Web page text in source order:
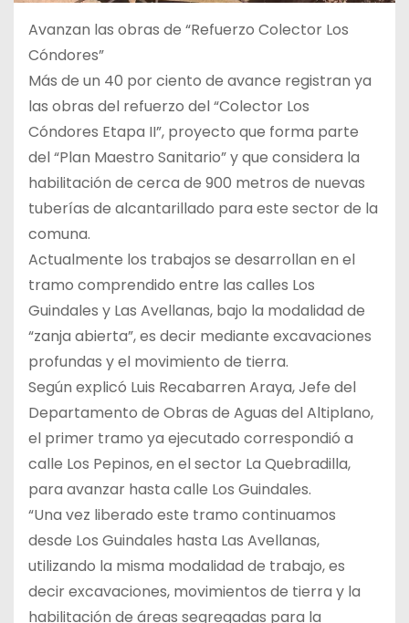
Avanzan las obras de “Refuerzo Colector Los
Cóndores”
Más de un 40 por ciento de avance registran ya
las obras del refuerzo del “Colector Los
Cóndores Etapa II”, proyecto que forma parte
del “Plan Maestro Sanitario” y que considera la
habilitación de cerca de 900 metros de nuevas
tuberías de alcantarillado para este sector de la
comuna.
Actualmente los trabajos se desarrollan en el
tramo comprendido entre las calles Los
Guindales y Las Avellanas, bajo la modalidad de
“zanja abierta”, es decir mediante excavaciones
profundas y el movimiento de tierra.
Según explicó Luis Recabarren Araya, Jefe del
Departamento de Obras de Aguas del Altiplano,
el primer tramo ya ejecutado correspondió a
calle Los Pepinos, en el sector La Quebradilla,
para avanzar hasta calle Los Guindales.
“Una vez liberado este tramo continuamos
desde Los Guindales hasta Las Avellanas,
utilizando la misma modalidad de trabajo, es
decir excavaciones, movimientos de tierra y la
habilitación de áreas segregadas para la